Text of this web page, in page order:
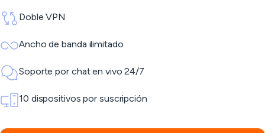
Doble VPN
Ancho de banda ilimitado
Soporte por chat en vivo 24/7
10 dispositivos por suscripción